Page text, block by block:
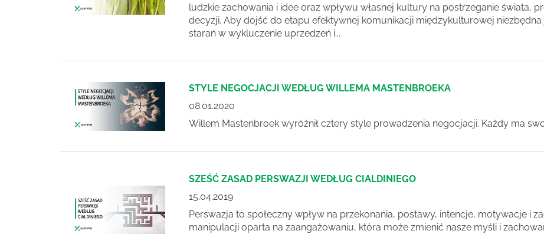
ludzkie zachowania i idee oraz wpływu własnej kultury na postrzeganie świata,
decyzji. Aby dojść do etapu efektywnej komunikacji międzykulturowej niezbędna
starań w wykluczenie uprzedzeń i...
STYLE NEGOCJACJI WEDŁUG WILLEMA MASTENBROEKA
08.01.2020
Willem Mastenbroek wyróżnił cztery style prowadzenia negocjacji. Każdy ma
SZEŚĆ ZASAD PERSWAZJI WEDŁUG CIALDINIEGO
15.04.2019
Perswazja to społeczny wpływ na przekonania, postawy, intencje, motywacje i
manipulacji oparta na zaangażowaniu, która może zmienić nasze myśli i